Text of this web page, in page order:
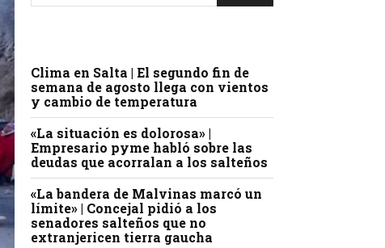
Clima en Salta | El segundo fin de
semana de agosto llega con vientos
y cambio de temperatura
«La situación es dolorosa» |
Empresario pyme habló sobre las
deudas que acorralan a los salteños
«La bandera de Malvinas marcó un
límite» | Concejal pidió a los
senadores salteños que no
extranjericen tierra gaucha